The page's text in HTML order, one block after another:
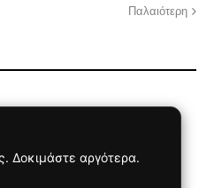
Παλαιότερη
Δοκιμάστε αργότερα.